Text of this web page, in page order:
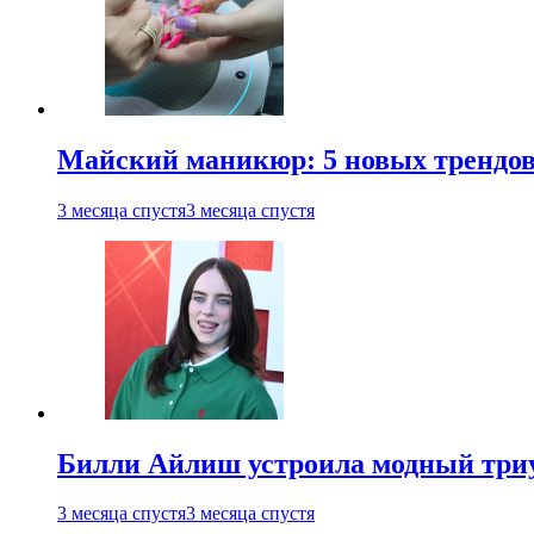
Майский маникюр: 5 новых
3 месяца спустя3 месяца спустя
Билли Айлиш устроила модный
3 месяца спустя3 месяца спустя